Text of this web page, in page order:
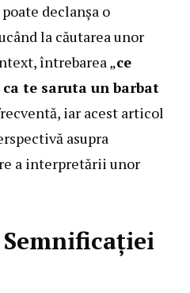
declanșa o
la căutarea unor
întrebarea „ce
te saruta un barbat
iar acest articol
asupra
a interpretării unor